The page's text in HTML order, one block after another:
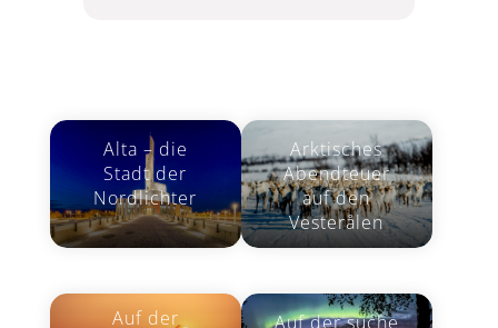
Alta – die
Stadt der
Nordlichter
Arktisches
Abendteuer
auf den
Vesterålen
Auf der
Auf der suche